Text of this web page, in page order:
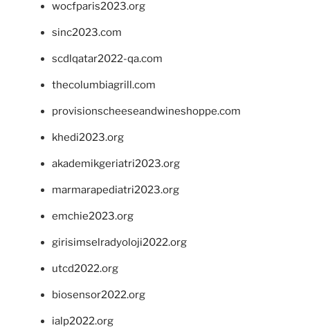
wocfparis2023.org
sinc2023.com
scdlqatar2022-qa.com
thecolumbiagrill.com
provisionscheeseandwineshoppe.com
khedi2023.org
akademikgeriatri2023.org
marmarapediatri2023.org
emchie2023.org
girisimselradyoloji2022.org
utcd2022.org
biosensor2022.org
ialp2022.org